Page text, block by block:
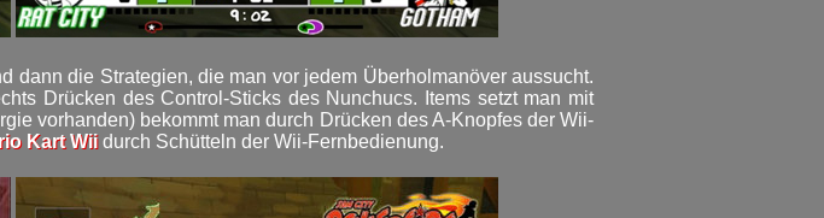
dann die Strategien, die man vor jedem Überholmanöver aussucht.
Drücken des Control-Sticks des Nunchucs. Items setzt man mit
vorhanden) bekommt man durch Drücken des A-Knopfes der Wii-
Kart Wiidurch Schütteln der Wii-Fernbedienung.